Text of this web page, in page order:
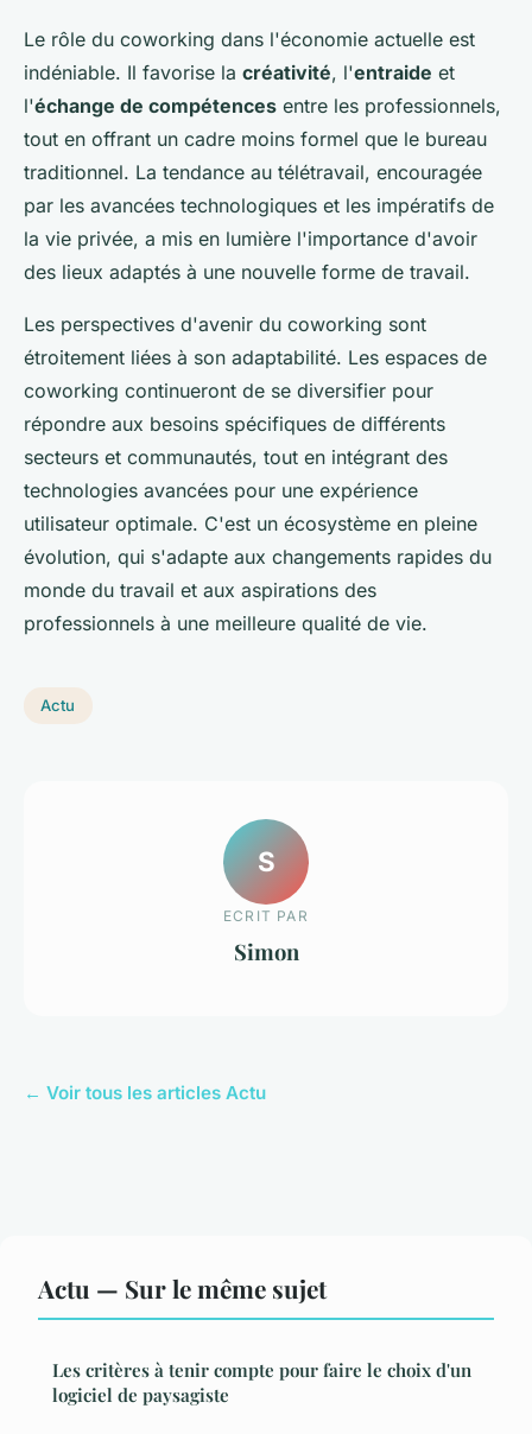
Le rôle du coworking dans l'économie actuelle est
indéniable. Il favorise la créativité, l'entraide et
l'échange de compétences entre les professionnels,
tout en offrant un cadre moins formel que le bureau
traditionnel. La tendance au télétravail, encouragée
par les avancées technologiques et les impératifs de
la vie privée, a mis en lumière l'importance d'avoir
des lieux adaptés à une nouvelle forme de travail.
Les perspectives d'avenir du coworking sont
étroitement liées à son adaptabilité. Les espaces de
coworking continueront de se diversifier pour
répondre aux besoins spécifiques de différents
secteurs et communautés, tout en intégrant des
technologies avancées pour une expérience
utilisateur optimale. C'est un écosystème en pleine
évolution, qui s'adapte aux changements rapides du
monde du travail et aux aspirations des
professionnels à une meilleure qualité de vie.
Actu
S
ECRIT PAR
Simon
← Voir tous les articles Actu
Actu — Sur le même sujet
Les critères à tenir compte pour faire le choix d'un
logiciel de paysagiste